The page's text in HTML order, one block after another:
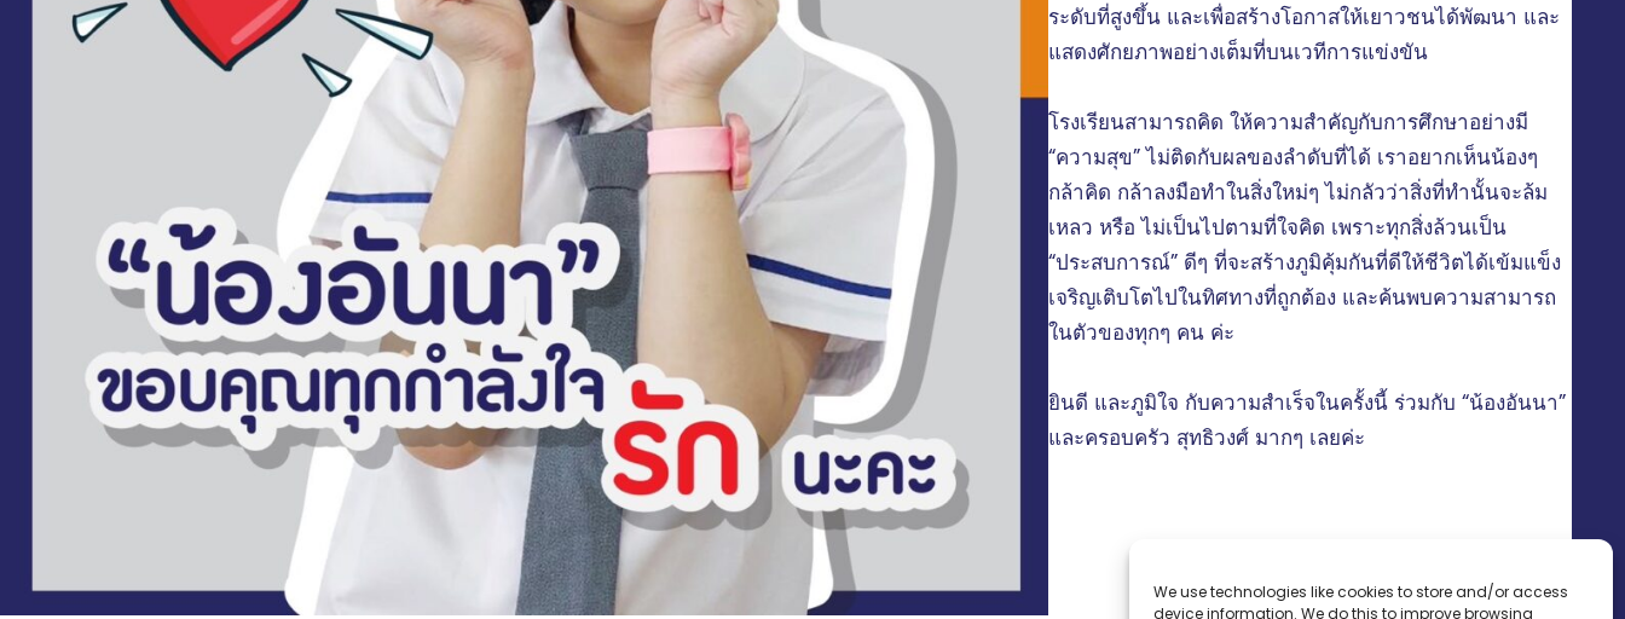
We use technologies like cookies to store and/or access
device information. We do this to improve browsing
ระดับที่สูงขึ้น และเพื่อสร้างโอกาสให้เยาวชนได้พัฒนา และ
แสดงศักยภาพอย่างเต็มที่บนเวทีการแข่งขัน
โรงเรียนสามารถคิด ให้ความสำคัญกับการศึกษาอย่างมี
“ความสุข” ไม่ติดกับผลของลำดับที่ได้ เราอยากเห็นน้องๆ
กล้าคิด กล้าลงมือทำในสิ่งใหม่ๆ ไม่กลัวว่าสิ่งที่ทำนั้นจะล้ม
เหลว หรือ ไม่เป็นไปตามที่ใจคิด เพราะทุกสิ่งล้วนเป็น
“ประสบการณ์” ดีๆ ที่จะสร้างภูมิคุ้มกันที่ดีให้ชีวิตได้เข้มแข็ง
เจริญเติบโตไปในทิศทางที่ถูกต้อง และค้นพบความสามารถ
ในตัวของทุกๆ คน ค่ะ
ยินดี และภูมิใจ กับความสำเร็จในครั้งนี้ ร่วมกับ “น้องอันนา”
และครอบครัว สุทธิวงศ์ มากๆ เลยค่ะ